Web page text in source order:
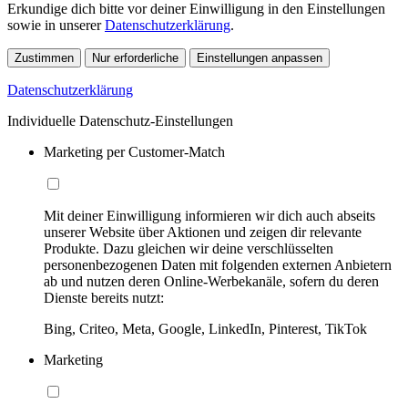
Erkundige dich bitte vor deiner Einwilligung in den Einstellungen
sowie in unsererDatenschutzerklärung.
Zustimmen Nur erforderliche Einstellungen anpassen
Datenschutzerklärung
Individuelle Datenschutz-Einstellungen
Marketing per Customer-Match
Mit deiner Einwilligung informieren wir dich auch abseits
unserer Website über Aktionen und zeigen dir relevante
Produkte. Dazu gleichen wir deine verschlüsselten
personenbezogenen Daten mit folgenden externen Anbietern
ab und nutzen deren Online-Werbekanäle, sofern du deren
Dienste bereits nutzt:
Bing, Criteo, Meta, Google, LinkedIn, Pinterest, TikTok
Marketing